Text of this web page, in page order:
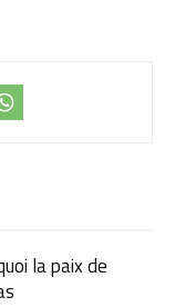
la paix de